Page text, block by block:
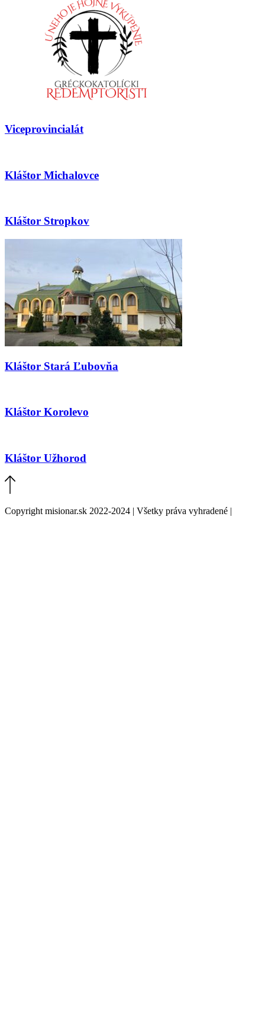
Viceprovincialát
Kláštor Michalovce
Kláštor Stropkov
Kláštor Stará Ľubovňa
Kláštor Korolevo
Kláštor Užhorod
Copyright misionar.sk 2022-2024 | Všetky práva vyhradené |